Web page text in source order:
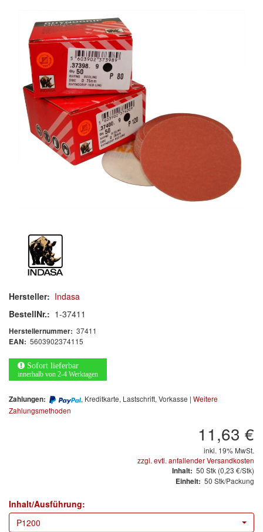
Zubehör/Hilfsmittel
Kleben & Beschichten
Abdecken
Spachteln
Lackieren
Reinigen
Arbeitsschutz
Luftfilter
Mischfarben
Restposten
Informationsmaterial
MARKEN
E-D
EVERCOAT
Hersteller: Indasa
BestellNr.: 1-37411
Herstellernummer: 37411
EAN: 5603902374115
Sofort lieferbar
innerhalb von 2-4 Werktagen
Zahlungen: , Kreditkarte, Lastschrift, Vorkasse | Weitere
Zahlungsmethoden
11,63 €
inkl. 19% MwSt.
zzgl. evtl. anfallender Versandkosten
Inhalt: 50 Stk (0,23 €/Stk)
Einheit: 50 Stk/Packung
Inhalt/Ausführung:
P1200